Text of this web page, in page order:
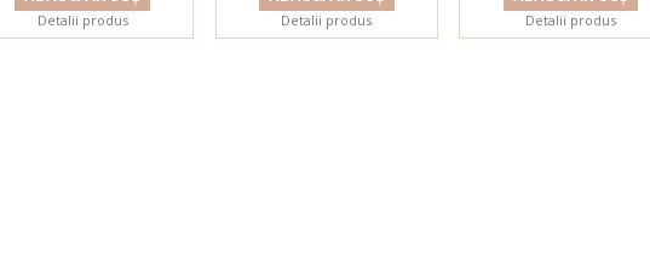
Detalii produs Detalii produs Detalii produs